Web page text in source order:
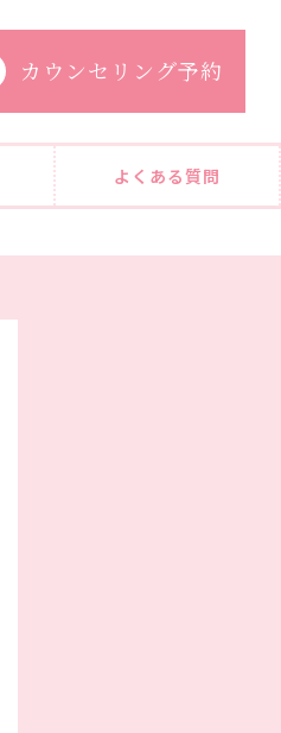
カウンセリング予約
よくある質問